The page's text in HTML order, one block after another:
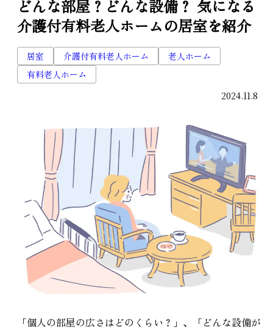
どんな部屋？どんな設備？ 気になる
介護付有料老人ホームの居室を紹介
居室 介護付有料老人ホーム
老人ホーム
有料老人ホーム
2024.11.8
「個人の部屋の広さはどのくらい？」、「どんな設備が